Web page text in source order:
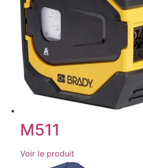
M511
Voir le produit